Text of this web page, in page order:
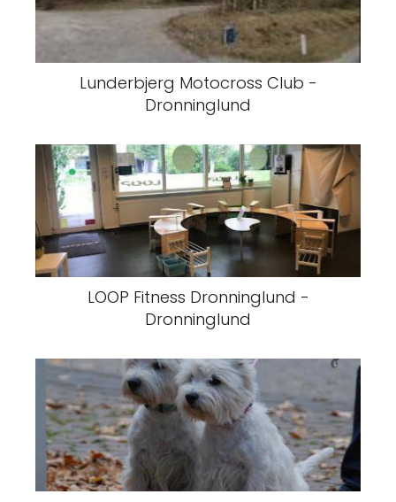
Lunderbjerg Motocross Club -
Dronninglund
LOOP Fitness Dronninglund -
Dronninglund